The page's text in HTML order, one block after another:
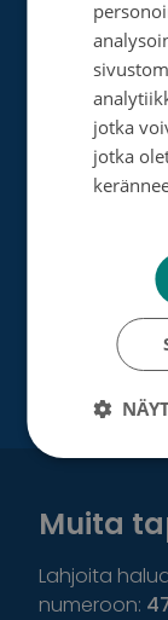
Perusta
Perusta
Perusta
Perusta
Suurlahjoitus
Yrityksille
Muita
Lahjoita
numeroon:
jotka
jotka